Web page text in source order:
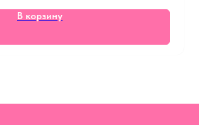
В корзину